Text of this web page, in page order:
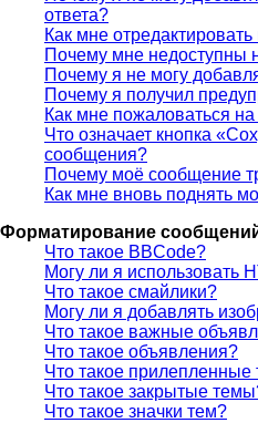
ответа?
Как мне
Почему мне недоступны
Почему я не могу
Почему я получил
Как мне пожаловаться
Что означает кнопка
сообщения?
Почему моё сообщение
Как мне вновь поднять
Форматирование
Что такое BBCode?
Могу ли я использовать
Что такое смайлики?
Могу ли я добавлять
Что такое важные
Что такое объявления?
Что такое
Что такое закрытые
Что такое значки тем?